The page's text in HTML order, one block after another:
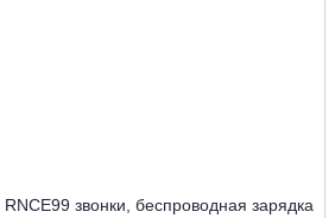
звонки, беспроводная зарядка